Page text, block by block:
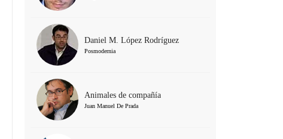
Daniel M. López Rodríguez
Posmodernia
Animales de compañía
Juan Manuel De Prada